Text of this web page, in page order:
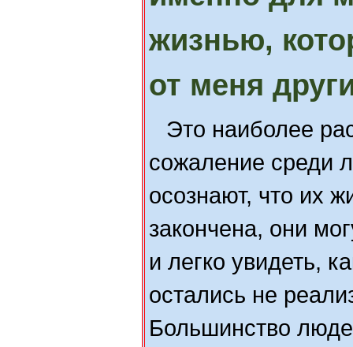
жизнью,
от меня
Это наиболее
сожаление среди
осознают, что их
закончена, они
и легко увидеть,
остались не
Большинство